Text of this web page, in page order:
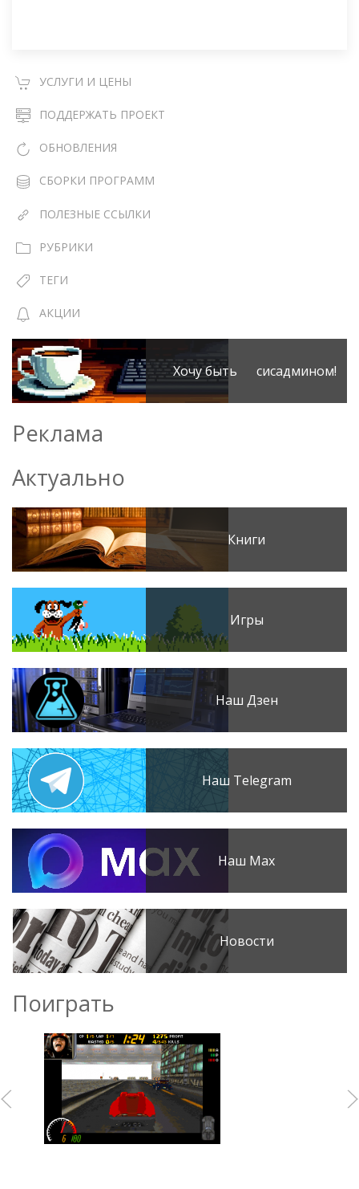
УСЛУГИ И ЦЕНЫ
ПОДДЕРЖАТЬ ПРОЕКТ
ОБНОВЛЕНИЯ
СБОРКИ ПРОГРАММ
ПОЛЕЗНЫЕ ССЫЛКИ
РУБРИКИ
ТЕГИ
АКЦИИ
Хочу быть сисадмином!
Реклама
Актуально
Книги
Игры
Наш Дзен
Наш Telegram
Наш Max
Новости
Поиграть